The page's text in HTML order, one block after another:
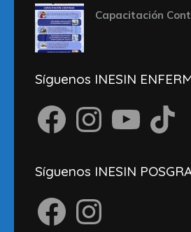
Capacitación
Síguenos INESIN
FacebookInstagramYouTube TikTok
Síguenos INESIN
FacebookInstagram